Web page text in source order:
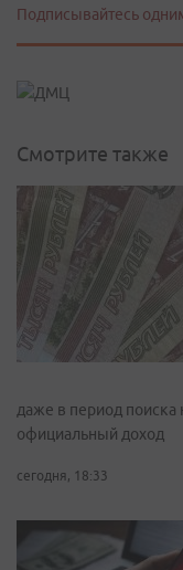
Подписывайтесь
Смотрите также
даже в период
официальный доход
сегодня, 18:33